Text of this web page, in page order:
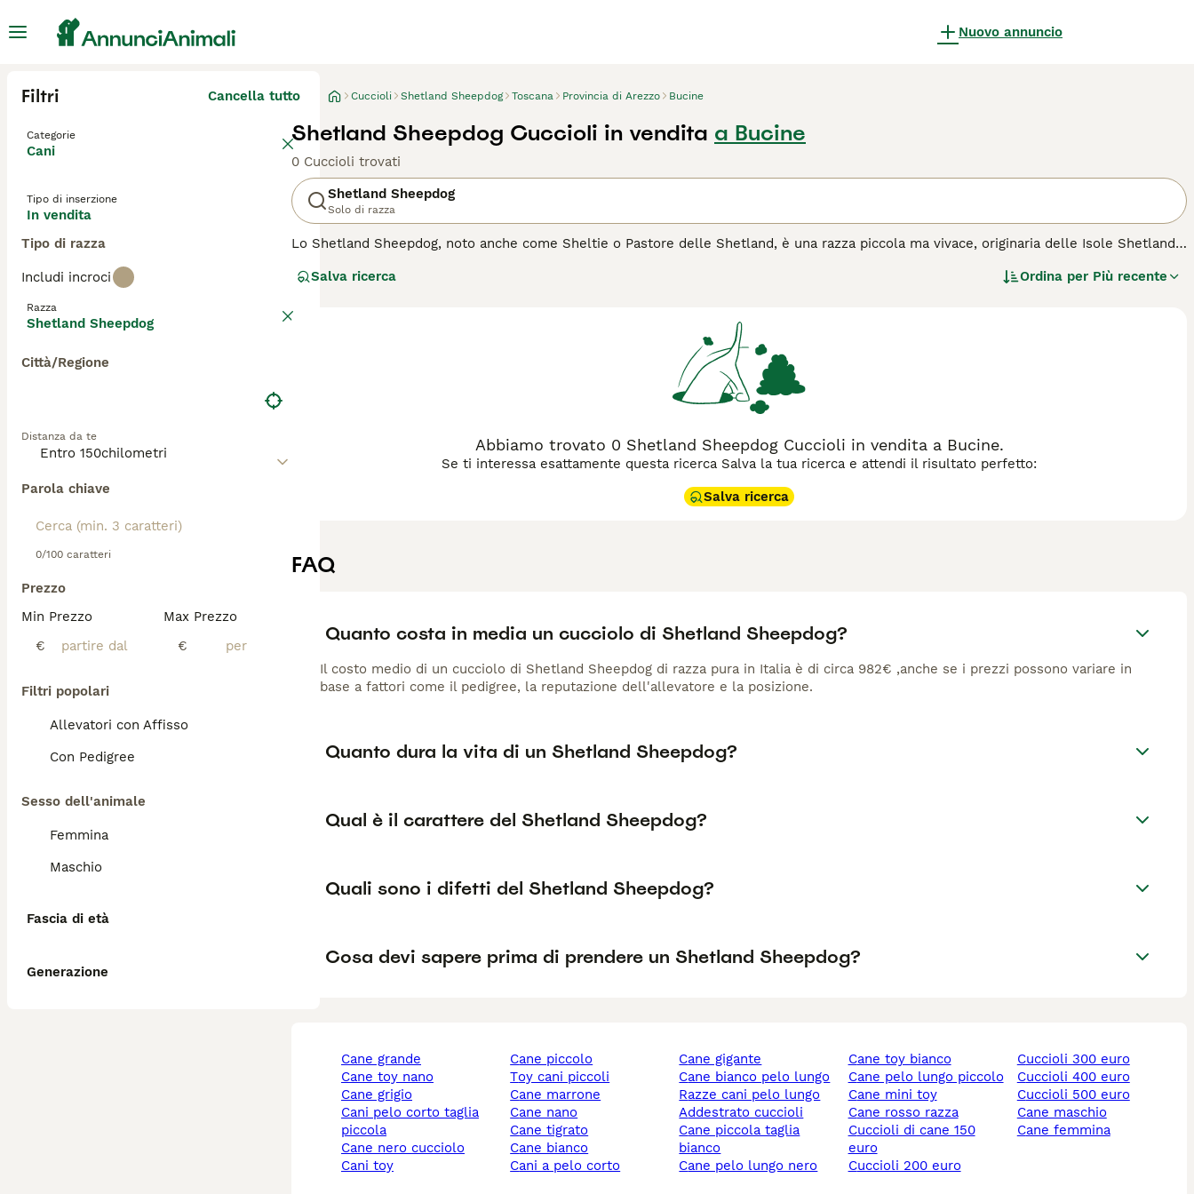
Nuovo annuncio
Filtri Cancella tutto
Categorie
Cani
Tipo di inserzione
In vendita
Tipo di razza
Includi incroci
Razza
Shetland Sheepdog
Città/Regione
Distanza da te
Parola chiave
0/100 caratteri
Prezzo
Min Prezzo
€
Max Prezzo
€
Filtri popolari
Allevatori con Affisso
Con Pedigree
Sesso dell'animale
Femmina
Maschio
Fascia di età
Generazione
Cuccioli Shetland Sheepdog Toscana Provincia di Arezzo Bucine
Shetland Sheepdog Cuccioli in vendita a Bucine
0 Cuccioli trovati
Shetland Sheepdog
Solo di razza
Lo Shetland Sheepdog, noto anche come Sheltie o Pastore delle Shetland, è una razza piccola ma vivace, originaria delle Isole Shetland.
Nonostante le dimensioni ridotte, lo Sheltie possiede l'energia e l'intelligenza di un vero cane da pastore, dimostrandosi eccellente in
estranei. Questa razza richiede regolare esercizio fisico e stimolazione mentale, oltre a una cura costante del manto. Adatto a tutti i tipi
di famiglia, lo Sheltie è un compagno fedele che richiede attenzione e amore.
Per scoprire se lo Shetland Sheepdog è il cane giusto per te, leggi la guida all'acquisto per questa razza.
Salva ricerca Ordina per Più recente
Abbiamo trovato 0 Shetland Sheepdog Cuccioli in vendita a Bucine.
Se ti interessa esattamente questa ricerca Salva la tua ricerca e attendi il risultato perfetto:
Salva ricerca
FAQ
Quanto costa in media un cucciolo di Shetland Sheepdog?
Il costo medio di un cucciolo di Shetland Sheepdog di razza pura in Italia è di circa 982€ ,anche se i prezzi possono variare in
base a fattori come il pedigree, la reputazione dell'allevatore e la posizione.
Quanto dura la vita di un Shetland Sheepdog?
Qual è il carattere del Shetland Sheepdog?
Quali sono i difetti del Shetland Sheepdog?
Cosa devi sapere prima di prendere un Shetland Sheepdog?
cane grande
cane toy nano
cane grigio
cani pelo corto taglia
piccola
cane nero cucciolo
cani toy
cane piccolo
toy cani piccoli
cane marrone
cane nano
cane tigrato
cane bianco
cani a pelo corto
cane gigante
cane bianco pelo lungo
razze cani pelo lungo
addestrato cuccioli
cane piccola taglia
bianco
cane pelo lungo nero
cane toy bianco
cane pelo lungo piccolo
cane mini toy
cane rosso razza
cuccioli di cane 150
euro
cuccioli 200 euro
cuccioli 300 euro
cuccioli 400 euro
cuccioli 500 euro
cane maschio
cane femmina